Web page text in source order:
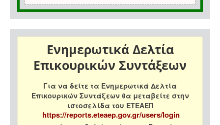
Ενημερωτικά Δελτία
Επικουρικών Συντάξεων
Για να δείτε τα Ενημερωτικά Δελτία
Επικουρικών Συντάξεων θα μεταβείτε στην
ιστοσελίδα του ΕΤΕΑΕΠ
https://reports.eteaep.gov.gr/users/login